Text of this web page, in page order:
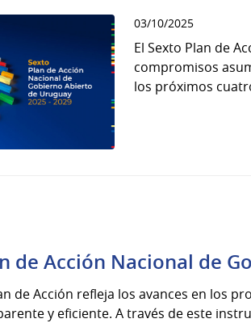
03/10/2025
El Sexto Plan de
compromisos
los próximos
de Acción Nacional de
de Acción refleja los avances en los
y eficiente. A través de este